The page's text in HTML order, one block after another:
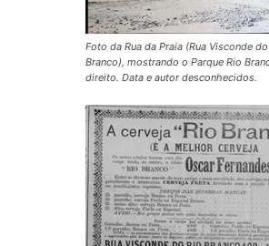
Foto da Rua da Praia (Rua Visconde
Branco), mostrando o Parque Rio
direito. Data e autor desconhecidos.